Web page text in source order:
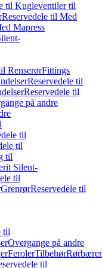
til Kugleventiler til
Reservedele til Med
Mapress
RenserørFittings
Reservedele til
Reservedele til
på andre
til
til
til
Silent-
til
GrenrørReservedele til
til
Overgange på andre
FerolerTilbehør
til